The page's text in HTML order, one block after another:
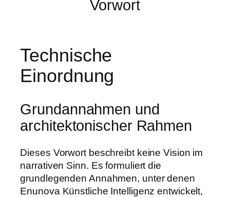
Vorwort
Technische
Einordnung
Grundannahmen und
architektonischer Rahmen
Dieses Vorwort beschreibt keine Vision im
narrativen Sinn. Es formuliert die
grundlegenden Annahmen, unter denen
Enunova Künstliche Intelligenz entwickelt,